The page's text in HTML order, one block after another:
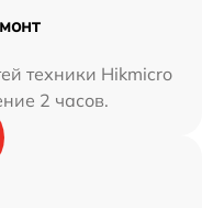
техники Hikmicro
2 часов.